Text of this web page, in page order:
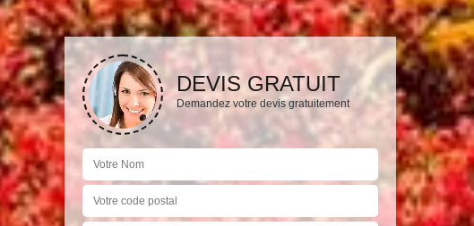
DEVIS GRATUIT
Demandez votre devis gratuitement